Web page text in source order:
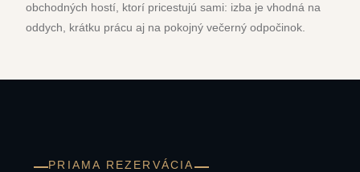
obchodných hostí, ktorí pricestujú sami: izba je vhodná na
oddych, krátku prácu aj na pokojný večerný odpočinok.
PRIAMA REZERVÁCIA